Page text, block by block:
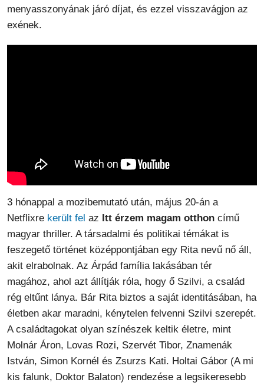
menyasszonyának járó díjat, és ezzel visszavágjon az
exének.
3 hónappal a mozibemutató után, május 20-án a
Netflixre került fel az Itt érzem magam otthon című
magyar thriller. A társadalmi és politikai témákat is
feszegető történet középpontjában egy Rita nevű nő áll,
akit elrabolnak. Az Árpád família lakásában tér
magához, ahol azt állítják róla, hogy ő Szilvi, a család
rég eltűnt lánya. Bár Rita biztos a saját identitásában, ha
életben akar maradni, kénytelen felvenni Szilvi szerepét.
A családtagokat olyan színészek keltik életre, mint
Molnár Áron, Lovas Rozi, Szervét Tibor, Znamenák
István, Simon Kornél és Zsurzs Kati. Holtai Gábor (A mi
kis falunk, Doktor Balaton) rendezése a legsikeresebb